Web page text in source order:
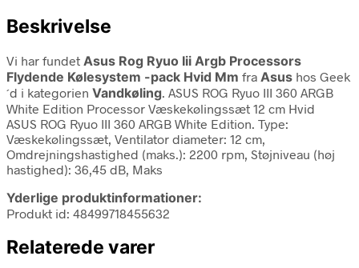
Beskrivelse
Vi har fundet Asus Rog Ryuo Iii Argb Processors
Flydende Kølesystem -pack Hvid Mm fra Asus hos Geek
´d i kategorien Vandkøling. ASUS ROG Ryuo III 360 ARGB
White Edition Processor Væskekølingssæt 12 cm Hvid
ASUS ROG Ryuo III 360 ARGB White Edition. Type:
Væskekølingssæt, Ventilator diameter: 12 cm,
Omdrejningshastighed (maks.): 2200 rpm, Støjniveau (høj
hastighed): 36,45 dB, Maks
Yderlige produktinformationer:
Produkt id: 48499718455632
Relaterede varer